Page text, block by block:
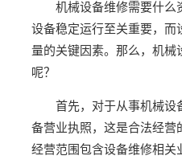
机械设备维修需要什么
设备稳定运行至关重要，而
量的关键因素。那么，机械
呢？
首先，对于从事机械设
备营业执照，这是合法经营
经营范围包含设备维修相关